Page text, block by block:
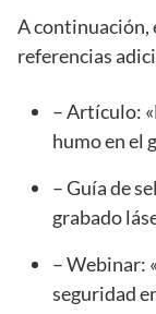
A continuación,
referencias
– Artículo:
humo en el
– Guía de
grabado
– Webinar:
seguridad